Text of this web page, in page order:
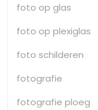
foto op glas
foto op plexiglas
foto schilderen
fotografie
fotografie ploeg